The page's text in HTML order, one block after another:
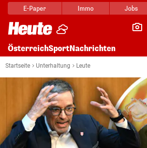
E-Paper Immo Jobs
ÖsterreichSportNachrichten
Startseite Unterhaltung Leute